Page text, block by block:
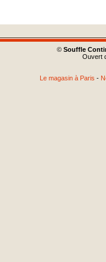
© Souffle
Ouvert
Le magasin à Paris -